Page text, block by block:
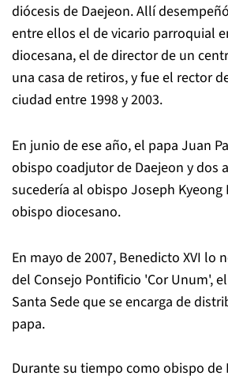
diócesis de Daejeon. Allí
entre ellos el de vicario parroquial
diocesana, el de director de un
una casa de retiros, y fue el rector
ciudad entre 1998 y 2003.
En junio de ese año, el papa Juan
obispo coadjutor de Daejeon y dos
sucedería al obispo Joseph Kyeong
obispo diocesano.
En mayo de 2007, Benedicto XVI lo
del Consejo Pontificio 'Cor Unum',
Santa Sede que se encarga de
papa.
Durante su tiempo como obispo de